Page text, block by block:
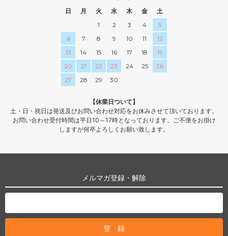
日
月 火 水 木 金
土
1
2 3 4
5
6
7 8 9 10 11
12
13
14 15 16 17 18
19
20
21 22 23 24 25
26
27
28 29 30
【休業日ついて】
土・日・祝日は発送及びお問い合わせ対応をお休みさせて頂いております。
お問い合わせ受付時間は平日10～17時となっております。ご不便をお掛け
しますが何卒よろしくお願い致します。
メルマガ登録・解除